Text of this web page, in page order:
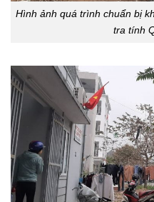
Hình ảnh quá trình chuẩn bị
tra tính